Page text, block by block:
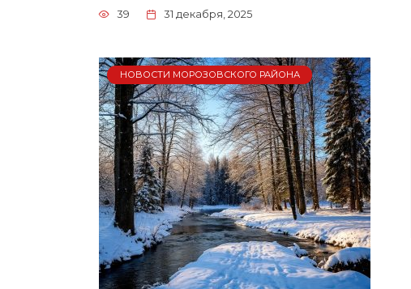
39 31 декабря, 2025
НОВОСТИ МОРОЗОВСКОГО РАЙОНА